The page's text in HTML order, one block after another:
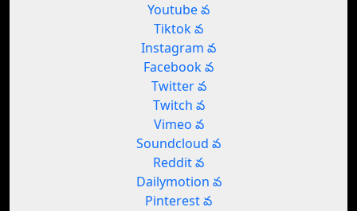
Youtube వ
Tiktok వ
Instagram వ
Facebook వ
Twitter వ
Twitch వ
Vimeo వ
Soundcloud వ
Reddit వ
Dailymotion వ
Pinterest వ